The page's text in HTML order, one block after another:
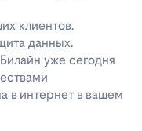
клиентов.
данных.
уже сегодня
в интернет в вашем